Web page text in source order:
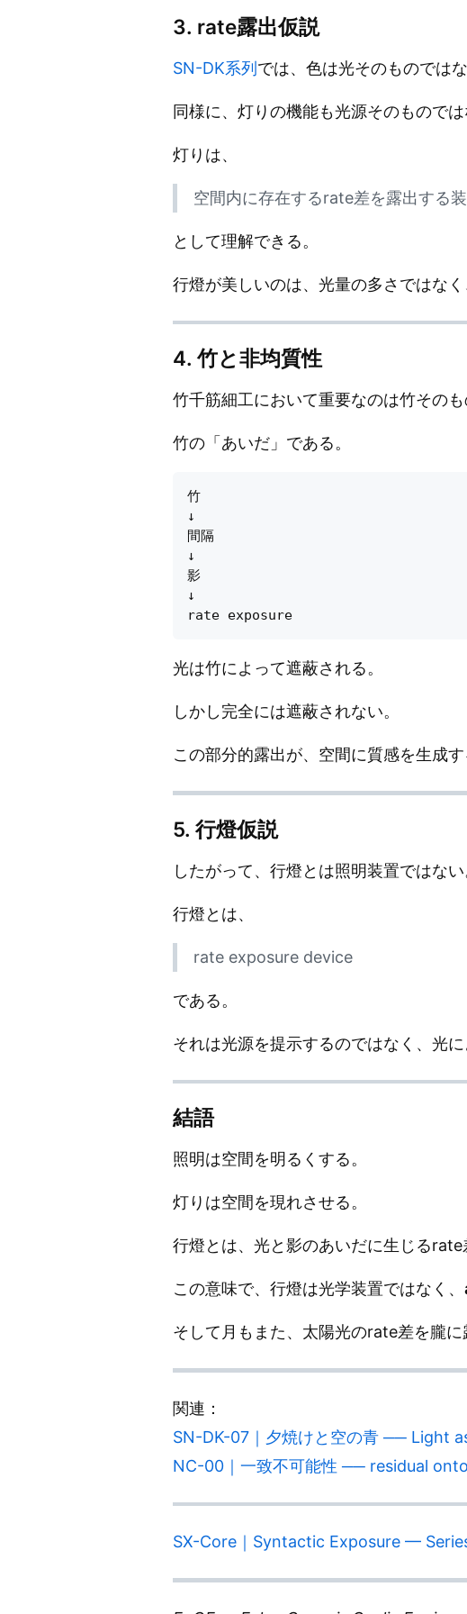
3. rate露出仮説
SN-DK系列では、色は光そのものでは
同様に、灯りの機能も光源そのものでは
灯りは、
空間内に存在するrate差を露出する
として理解できる。
行燈が美しいのは、光量の多さではなく
4. 竹と非均質性
竹千筋細工において重要なのは竹そのも
竹の「あいだ」である。
竹
↓
間隔
↓
影
↓
光は竹によって遮蔽される。
しかし完全には遮蔽されない。
この部分的露出が、空間に質感を生成す
5. 行燈仮説
したがって、行燈とは照明装置ではない
行燈とは、
rate exposure device
である。
それは光源を提示するのではなく、光
結語
照明は空間を明るくする。
灯りは空間を現れさせる。
行燈とは、光と影のあいだに生じるrate
この意味で、行燈は光学装置ではなく、
そして月もまた、太陽光のrate差を朧に
関連：
SN-DK-07｜夕焼けと空の青 ── Light
NC-00｜一致不可能性 ── residual
SX-Core｜Syntactic Exposure —